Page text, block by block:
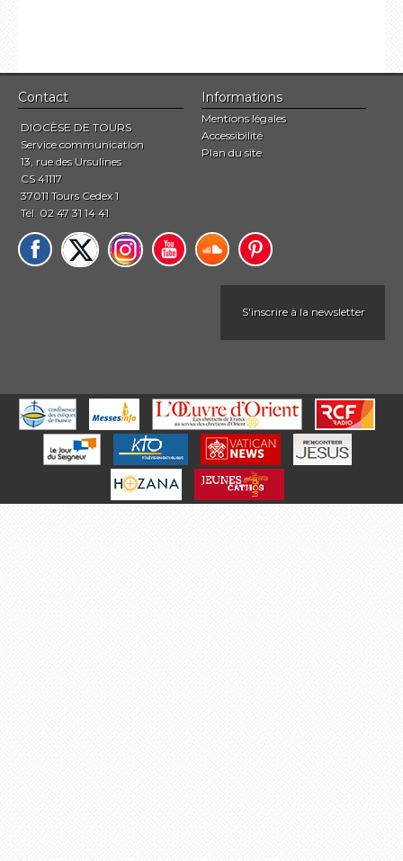
Contact
DIOCÈSE DE TOURS
Service communication
13, rue des Ursulines
CS 41117
37011 Tours Cedex 1
Tél. 02 47 31 14 41
Informations
Mentions légales
Accessibilité
Plan du site
S'inscrire à la newsletter